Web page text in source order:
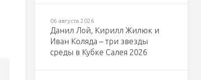
06 августа 2026
Данил Лой, Кирилл Жилюк и
Иван Коляда – три звезды
среды в Кубке Салея 2026